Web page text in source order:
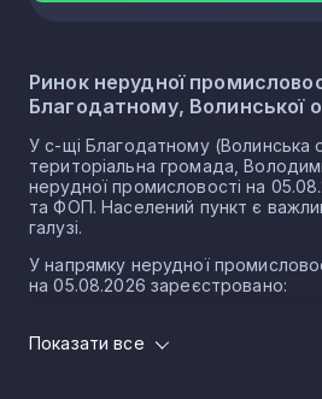
Ринок нерудної
Благодатному, Волинської
У с-щі Благодатному (Волинська
територіальна громада,
нерудної промисловості на
та ФОП. Населений пункт є
галузі.
У напрямку нерудної
на 05.08.2026 зареєстровано:
1 ФОП
Показати все